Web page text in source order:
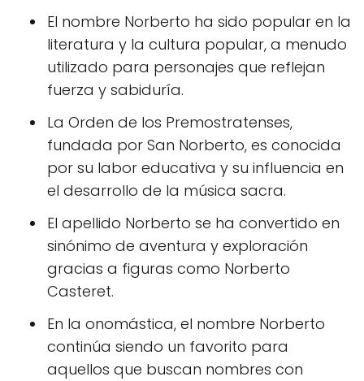
El nombre Norberto ha sido popular en la
literatura y la cultura popular, a menudo
utilizado para personajes que reflejan
fuerza y sabiduría.
La Orden de los Premostratenses,
fundada por San Norberto, es conocida
por su labor educativa y su influencia en
el desarrollo de la música sacra.
El apellido Norberto se ha convertido en
sinónimo de aventura y exploración
gracias a figuras como Norberto
Casteret.
En la onomástica, el nombre Norberto
continúa siendo un favorito para
aquellos que buscan nombres con